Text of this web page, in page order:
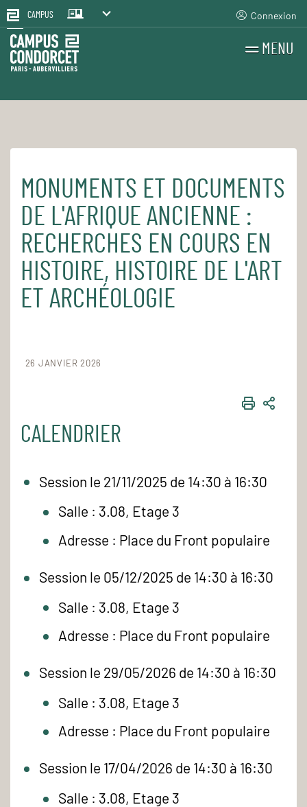
CAMPUS Connexion
MENU
Accueil Pour le quotidien Les cours et séminaires
MONUMENTS ET DOCUMENTS
DE L'AFRIQUE ANCIENNE :
RECHERCHES EN COURS EN
HISTOIRE, HISTOIRE DE L'ART
ET ARCHÉOLOGIE
26 JANVIER 2026
CALENDRIER
Session le 21/11/2025 de 14:30 à 16:30
Salle : 3.08, Etage 3
Adresse : Place du Front populaire
Session le 05/12/2025 de 14:30 à 16:30
Salle : 3.08, Etage 3
Adresse : Place du Front populaire
Session le 29/05/2026 de 14:30 à 16:30
Salle : 3.08, Etage 3
Adresse : Place du Front populaire
Session le 17/04/2026 de 14:30 à 16:30
Salle : 3.08, Etage 3